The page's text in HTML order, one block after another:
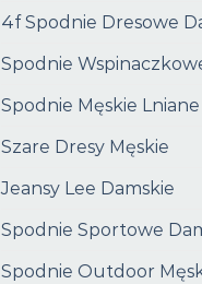
4f Spodnie Dresowe
Spodnie
Spodnie Męskie Lniane
Szare Dresy Męskie
Jeansy Lee Damskie
Spodnie Sportowe
Spodnie Outdoor